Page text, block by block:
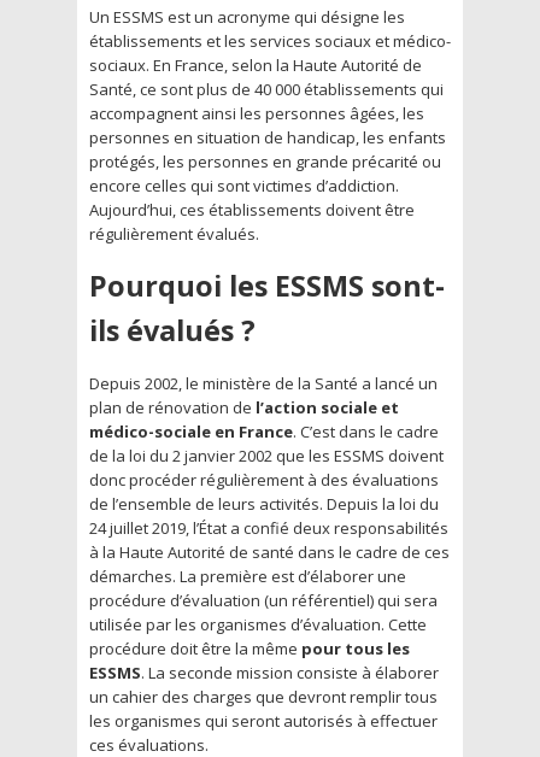
Un ESSMS est un acronyme qui désigne les
établissements et les services sociaux et médico-
sociaux. En France, selon la Haute Autorité de
Santé, ce sont plus de 40 000 établissements qui
accompagnent ainsi les personnes âgées, les
personnes en situation de handicap, les enfants
protégés, les personnes en grande précarité ou
encore celles qui sont victimes d’addiction.
Aujourd’hui, ces établissements doivent être
régulièrement évalués.
Pourquoi les ESSMS sont-
ils évalués ?
Depuis 2002, le ministère de la Santé a lancé un
plan de rénovation de l’action sociale et
médico-sociale en France. C’est dans le cadre
de la loi du 2 janvier 2002 que les ESSMS doivent
donc procéder régulièrement à des évaluations
de l’ensemble de leurs activités. Depuis la loi du
24 juillet 2019, l’État a confié deux responsabilités
à la Haute Autorité de santé dans le cadre de ces
démarches. La première est d’élaborer une
procédure d’évaluation (un référentiel) qui sera
utilisée par les organismes d’évaluation. Cette
procédure doit être la même pour tous les
ESSMS. La seconde mission consiste à élaborer
un cahier des charges que devront remplir tous
les organismes qui seront autorisés à effectuer
ces évaluations.